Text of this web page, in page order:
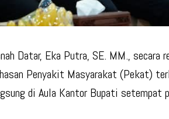
Datar, Eka Putra, SE. MM., secara
Penyakit Masyarakat (Pekat)
di Aula Kantor Bupati setempat